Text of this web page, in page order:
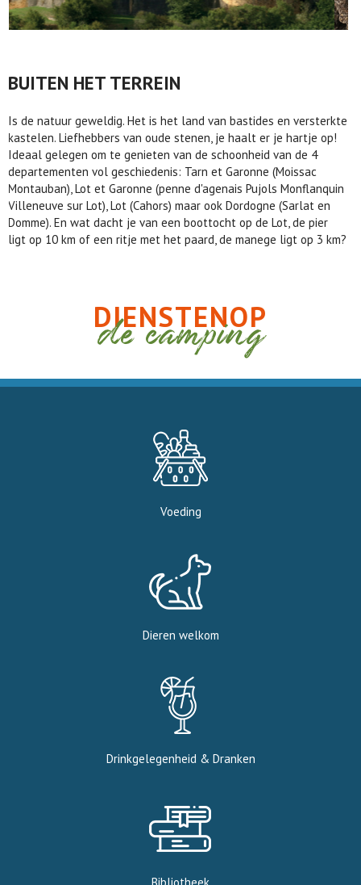
BUITEN HET TERREIN
Is de natuur geweldig. Het is het land van bastides en versterkte
kastelen. Liefhebbers van oude stenen, je haalt er je hartje op!
Ideaal gelegen om te genieten van de schoonheid van de 4
departementen vol geschiedenis: Tarn et Garonne (Moissac
Montauban), Lot et Garonne (penne d'agenais Pujols Monflanquin
Villeneuve sur Lot), Lot (Cahors) maar ook Dordogne (Sarlat en
Domme). En wat dacht je van een boottocht op de Lot, de pier
ligt op 10 km of een ritje met het paard, de manege ligt op 3 km?
DIENSTENOP
de camping
Voeding
Dieren welkom
Drinkgelegenheid & Dranken